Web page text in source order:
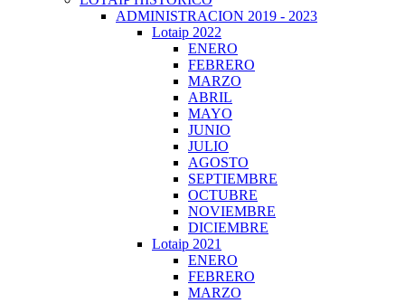
ADMINISTRACION 2019 - 2023
Lotaip 2022
ENERO
FEBRERO
MARZO
ABRIL
MAYO
JUNIO
JULIO
AGOSTO
SEPTIEMBRE
OCTUBRE
NOVIEMBRE
DICIEMBRE
Lotaip 2021
ENERO
FEBRERO
MARZO